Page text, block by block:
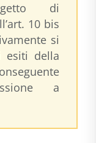
di
10 bis
si
esiti della
a